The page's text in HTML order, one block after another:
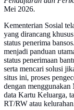
Mei 2026.
Kementerian Sosial
yang dirancang
status penerima
menjadi panduan
status penerimaan
serta mencari solusi
situs ini, proses
dengan
data Kartu Keluarga,
RT/RW atau